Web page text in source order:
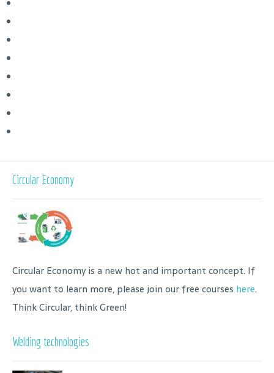
Circular Economy
Circular Economy is a new hot and important concept. If
you want to learn more, please join our free courses here.
Think Circular, think Green!
Welding technologies